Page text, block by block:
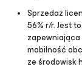
Sprzedaż
56% r/r. Jest
mobilność
ze środowisk